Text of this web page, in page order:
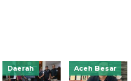
Daerah Aceh Besar